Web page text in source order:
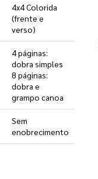
4x4 Colorida
(frente e
verso)
4 páginas:
dobra simples
8 páginas:
dobra e
grampo canoa
Sem
enobrecimento